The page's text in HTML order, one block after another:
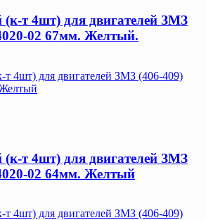
т 4шт) для двигателей ЗМЗ
02 67мм. Желтый.
т 4шт) для двигателей ЗМЗ
02 64мм. Желтый